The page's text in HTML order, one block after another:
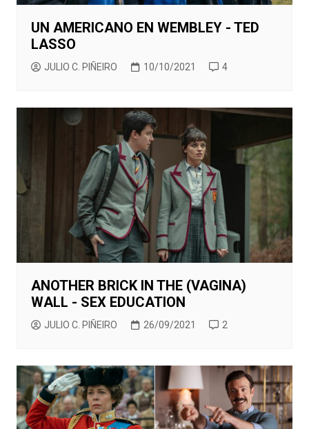
UN AMERICANO EN WEMBLEY - TED
LASSO
JULIO C. PIÑEIRO 10/10/2021 4
ANOTHER BRICK IN THE (VAGINA)
WALL - SEX EDUCATION
JULIO C. PIÑEIRO 26/09/2021 2